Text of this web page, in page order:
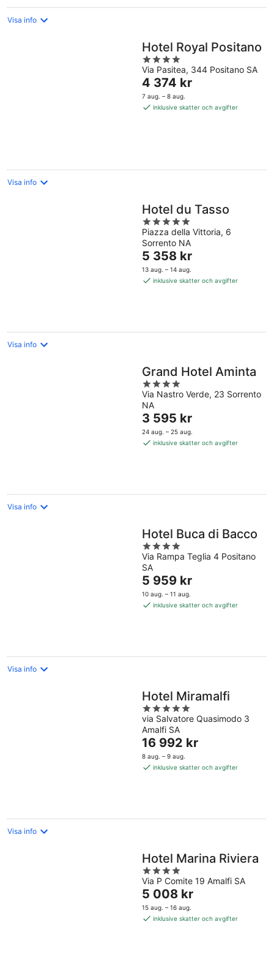
Visa info
Hotel Royal Positano
4
out
of
5
Via Pasitea, 344 Positano SA
Priset
är
4 374 kr
4 374 kr
7 aug. – 8 aug.
inklusive skatter och avgifter
Visa info
Hotel du Tasso
5
out
of
5
Piazza della Vittoria, 6
Sorrento NA
Priset
är
5 358 kr
5 358 kr
13 aug. – 14 aug.
inklusive skatter och avgifter
Visa info
Grand Hotel Aminta
4
out
of
5
Via Nastro Verde, 23 Sorrento
NA
Priset
är
3 595 kr
3 595 kr
24 aug. – 25 aug.
inklusive skatter och avgifter
Visa info
Hotel Buca di Bacco
4
out
of
5
Via Rampa Teglia 4 Positano
SA
Priset
är
5 959 kr
5 959 kr
10 aug. – 11 aug.
inklusive skatter och avgifter
Visa info
Hotel Miramalfi
5
out
of
5
via Salvatore Quasimodo 3
Amalfi SA
Priset
är
16 992 kr
16 992 kr
8 aug. – 9 aug.
inklusive skatter och avgifter
Visa info
Hotel Marina Riviera
4
out
of
5
Via P Comite 19 Amalfi SA
Priset
är
5 008 kr
5 008 kr
15 aug. – 16 aug.
inklusive skatter och avgifter